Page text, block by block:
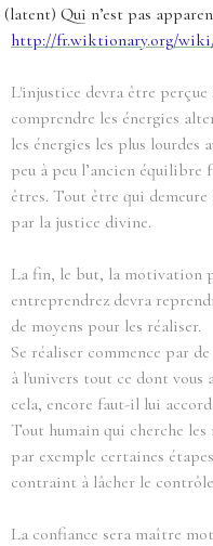
(latent) Qui n’est pas
http://fr.wiktionary.org/
L'injustice devra être
comprendre les énergies
les énergies les plus lourdes
peu à peu l’ancien équilibre
êtres. Tout être qui demeure
par la justice divine.
La fin, le but, la motivation
entreprendrez devra
de moyens pour les réaliser.
Se réaliser commence par
à l'univers tout ce dont vous
cela, encore faut-il lui
Tout humain qui cherche
par exemple certaines
contraint à lâcher le
La confiance sera maître